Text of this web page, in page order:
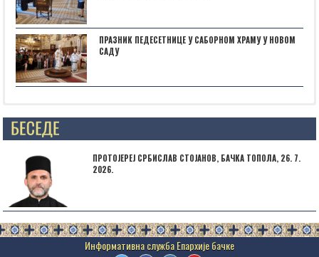
ПРАЗНИК ПЕДЕСЕТНИЦЕ У САБОРНОМ ХРАМУ У НОВОМ
САДУ
Posts not found
ПРОТОЈЕРЕЈ СРБИСЛАВ СТОЈАНОВ, БАЧКА ТОПОЛА, 26. 7.
2026.